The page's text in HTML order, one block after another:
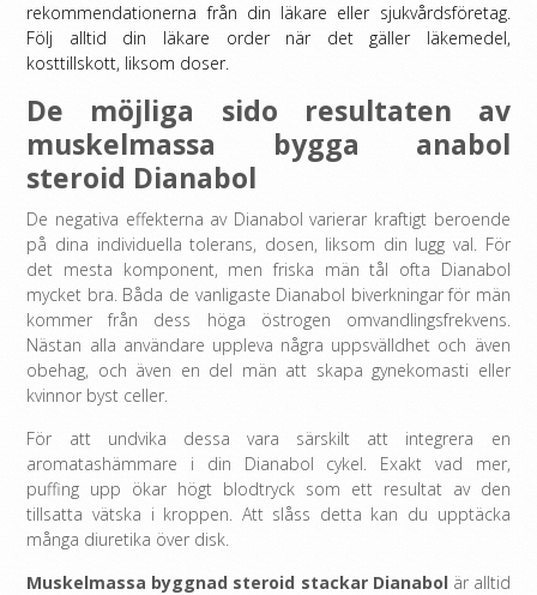
rekommendationerna från din läkare eller sjukvårdsföretag.
Följ alltid din läkare order när det gäller läkemedel,
kosttillskott, liksom doser.
De möjliga sido resultaten av
muskelmassa bygga anabol
steroid Dianabol
De negativa effekterna av Dianabol varierar kraftigt beroende
på dina individuella tolerans, dosen, liksom din lugg val. För
det mesta komponent, men friska män tål ofta Dianabol
mycket bra. Båda de vanligaste Dianabol biverkningar för män
kommer från dess höga östrogen omvandlingsfrekvens.
Nästan alla användare uppleva några uppsvälldhet och även
obehag, och även en del män att skapa gynekomasti eller
kvinnor byst celler.
För att undvika dessa vara särskilt att integrera en
aromatashämmare i din Dianabol cykel. Exakt vad mer,
puffing upp ökar högt blodtryck som ett resultat av den
tillsatta vätska i kroppen. Att slåss detta kan du upptäcka
många diuretika över disk.
Muskelmassa byggnad steroid stackar Dianabolär alltid